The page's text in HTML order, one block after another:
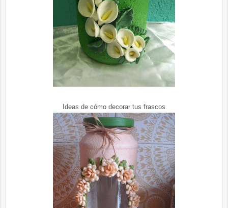
Ideas de cómo decorar tus frascos